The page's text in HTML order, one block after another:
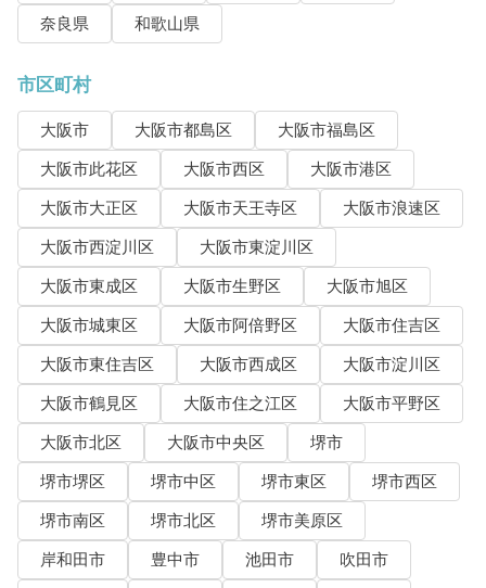
奈良県
和歌山県
市区町村
大阪市 大阪市都島区
大阪市福島区
大阪市此花区
大阪市西区
大阪市港区
大阪市大正区
大阪市天王寺区
大阪市浪速区
大阪市西淀川区
大阪市東淀川区
大阪市東成区
大阪市生野区
大阪市旭区
大阪市城東区
大阪市阿倍野区
大阪市住吉区
大阪市東住吉区
大阪市西成区
大阪市淀川区
大阪市鶴見区
大阪市住之江区
大阪市平野区
大阪市北区
大阪市中央区
堺市
堺市堺区
堺市中区 堺市東区
堺市西区
堺市南区
堺市北区
堺市美原区
岸和田市
豊中市 池田市
吹田市